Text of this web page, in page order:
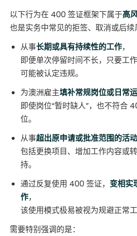
以下行为在 400 签证框架下属于高
也是实务中常见的拒签、取消或后续
从事长期或具有持续性的工作，
即便单次停留时间不长，只要工
可能被认定违规。
为澳洲雇主填补常规岗位或日常
即使岗位“暂时缺人”，也不符合
位。
从事超出原申请或批准范围的活动
包括更换项目、增加工作内容或
持。
通过反复使用 400 签证， 变相实
作，
该使用模式极易被视为规避正常工
需要特别强调的是：